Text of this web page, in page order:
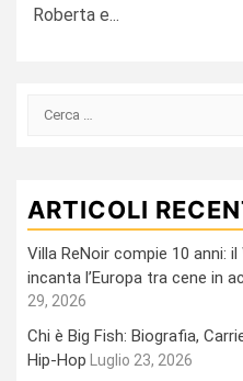
Roberta e...
Ricerca
ARTICOLI
Villa ReNoir compie 10 anni:
incanta l’Europa tra cene in
29, 2026
Chi è Big Fish: Biografia,
Hip-Hop
Luglio 23, 2026